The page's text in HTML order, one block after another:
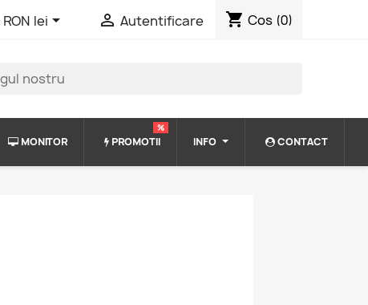
RON lei  Autentificare shopping_cart Cos (0)
MONITOR PROMOTII
%
INFO CONTACT